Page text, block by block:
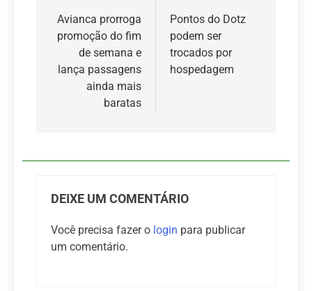
de
Post
Avianca prorroga
promoção do fim
de semana e
lança passagens
ainda mais
baratas
Pontos do Dotz
podem ser
trocados por
hospedagem
DEIXE UM COMENTÁRIO
Você precisa fazer o login para publicar
um comentário.